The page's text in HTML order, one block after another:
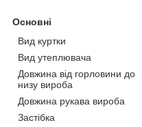
Основні
Вид куртки
Вид утеплювача
Довжина від горловини до
низу вироба
Довжина рукава вироба
Застібка